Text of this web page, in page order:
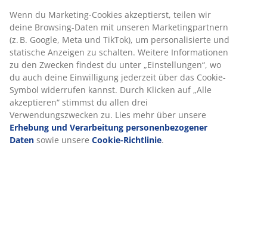
Schaumstoff. Mit Stauraum. Kann spiegelverkehrt
aufgebaut werden. Liegefläche 145x195 cm. B243 x H86
x T86/156 cm
Artikelnummer: 3690380
Aufbauanleitung